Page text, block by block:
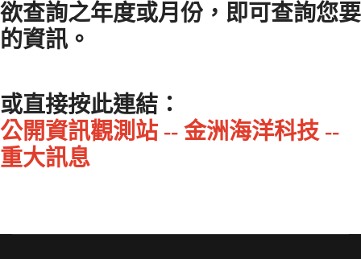
欲查詢之年度或月份，即可查詢您要
的資訊。
或直接按此連結：
公開資訊觀測站 -- 金洲海洋科技 --
重大訊息